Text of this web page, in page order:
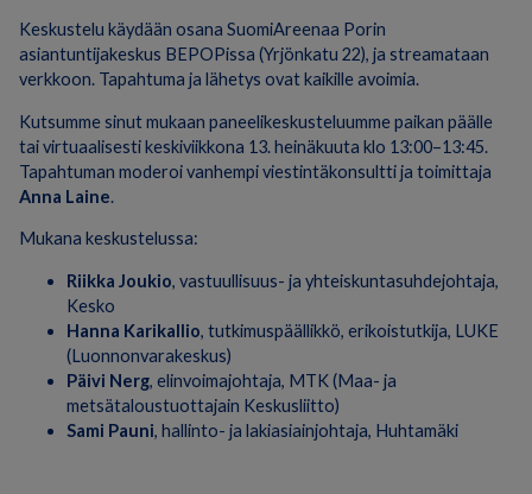
Keskustelu käydään osana SuomiAreenaa Porin
asiantuntijakeskus BEPOPissa (Yrjönkatu 22), ja streamataan
verkkoon. Tapahtuma ja lähetys ovat kaikille avoimia.
Kutsumme sinut mukaan paneelikeskusteluumme paikan päälle
tai virtuaalisesti keskiviikkona 13. heinäkuuta klo 13:00–13:45.
Tapahtuman moderoi vanhempi viestintäkonsultti ja toimittaja
Anna Laine.
Mukana keskustelussa:
Riikka Joukio, vastuullisuus- ja yhteiskuntasuhdejohtaja,
Kesko
Hanna Karikallio, tutkimuspäällikkö, erikoistutkija, LUKE
(Luonnonvarakeskus)
Päivi Nerg, elinvoimajohtaja, MTK (Maa- ja
metsätaloustuottajain Keskusliitto)
Sami Pauni, hallinto- ja lakiasiainjohtaja, Huhtamäki